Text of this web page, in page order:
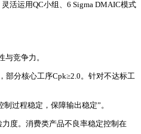
活运用QC小组、6 Sigma DMAIC模式
竞争力。
部分核心工序Cpk≥2.0。针对不达标工
过程稳定，保障输出稳定”。
度。消费类产品不良率稳定控制在